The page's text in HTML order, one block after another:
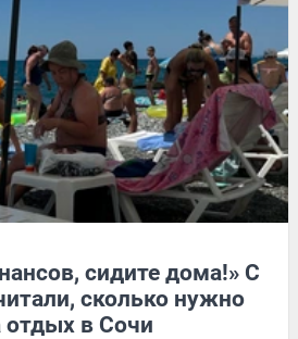
сидите дома!» С
сколько нужно
отдых в Сочи